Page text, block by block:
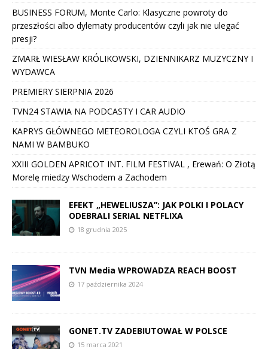
BUSINESS FORUM, Monte Carlo: Klasyczne powroty do
przeszłości albo dylematy producentów czyli jak nie ulegać
presji?
ZMARŁ WIESŁAW KRÓLIKOWSKI, DZIENNIKARZ MUZYCZNY I
WYDAWCA
PREMIERY SIERPNIA 2026
TVN24 STAWIA NA PODCASTY I CAR AUDIO
KAPRYS GŁÓWNEGO METEOROLOGA CZYLI KTOŚ GRA Z
NAMI W BAMBUKO
XXIII GOLDEN APRICOT INT. FILM FESTIVAL , Erewań: O Złotą
Morelę miedzy Wschodem a Zachodem
EFEKT „HEWELIUSZA”: JAK POLKI I POLACY
ODEBRALI SERIAL NETFLIXA
18 grudnia 2025
TVN Media WPROWADZA REACH BOOST
17 października 2024
GONET.TV ZADEBIUTOWAŁ W POLSCE
15 marca 2021